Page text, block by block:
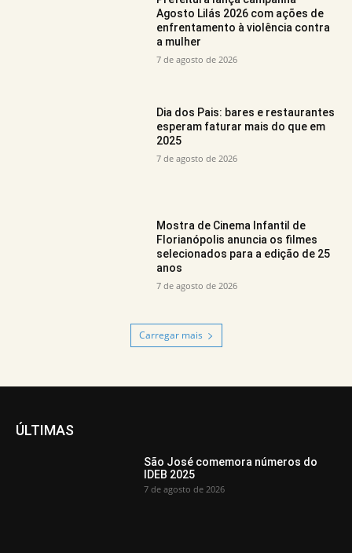
Agosto Lilás 2026 com ações de
enfrentamento à violência contra
a mulher
7 de agosto de 2026
Dia dos Pais: bares e restaurantes
esperam faturar mais do que em
2025
7 de agosto de 2026
Mostra de Cinema Infantil de
Florianópolis anuncia os filmes
selecionados para a edição de 25
anos
7 de agosto de 2026
Carregar mais
ÚLTIMAS
São José comemora números do
IDEB 2025
7 de agosto de 2026